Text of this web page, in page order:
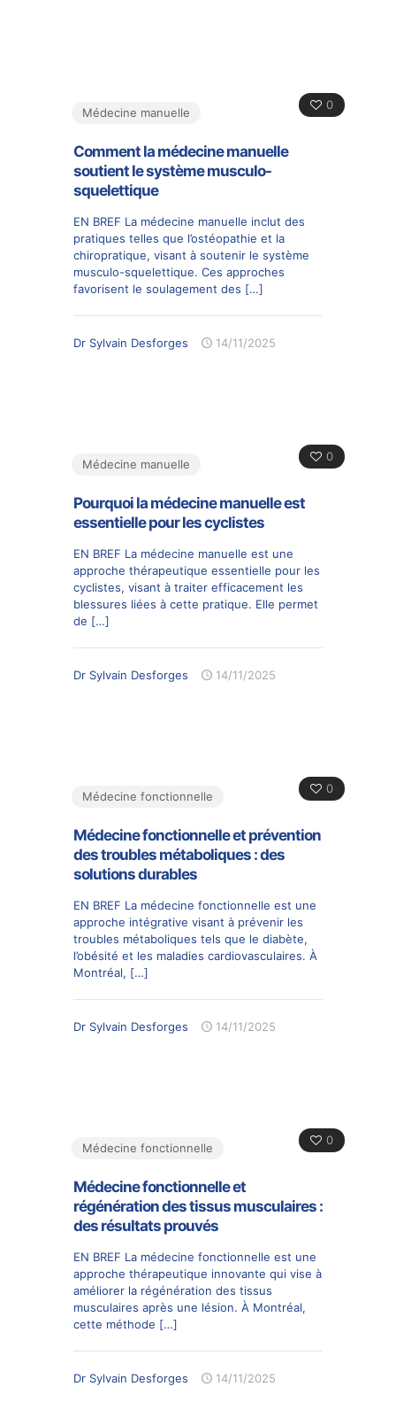
0
Médecine manuelle
Comment la médecine manuelle
soutient le système musculo-
squelettique
EN BREF La médecine manuelle inclut des
pratiques telles que l’ostéopathie et la
chiropratique, visant à soutenir le système
musculo-squelettique. Ces approches
favorisent le soulagement des […]
Dr Sylvain Desforges 14/11/2025
0
Médecine manuelle
Pourquoi la médecine manuelle est
essentielle pour les cyclistes
EN BREF La médecine manuelle est une
approche thérapeutique essentielle pour les
cyclistes, visant à traiter efficacement les
blessures liées à cette pratique. Elle permet
de […]
Dr Sylvain Desforges 14/11/2025
0
Médecine fonctionnelle
Médecine fonctionnelle et prévention
des troubles métaboliques : des
solutions durables
EN BREF La médecine fonctionnelle est une
approche intégrative visant à prévenir les
troubles métaboliques tels que le diabète,
l’obésité et les maladies cardiovasculaires. À
Montréal, […]
Dr Sylvain Desforges 14/11/2025
0
Médecine fonctionnelle
Médecine fonctionnelle et
régénération des tissus musculaires :
des résultats prouvés
EN BREF La médecine fonctionnelle est une
approche thérapeutique innovante qui vise à
améliorer la régénération des tissus
musculaires après une lésion. À Montréal,
cette méthode […]
Dr Sylvain Desforges 14/11/2025